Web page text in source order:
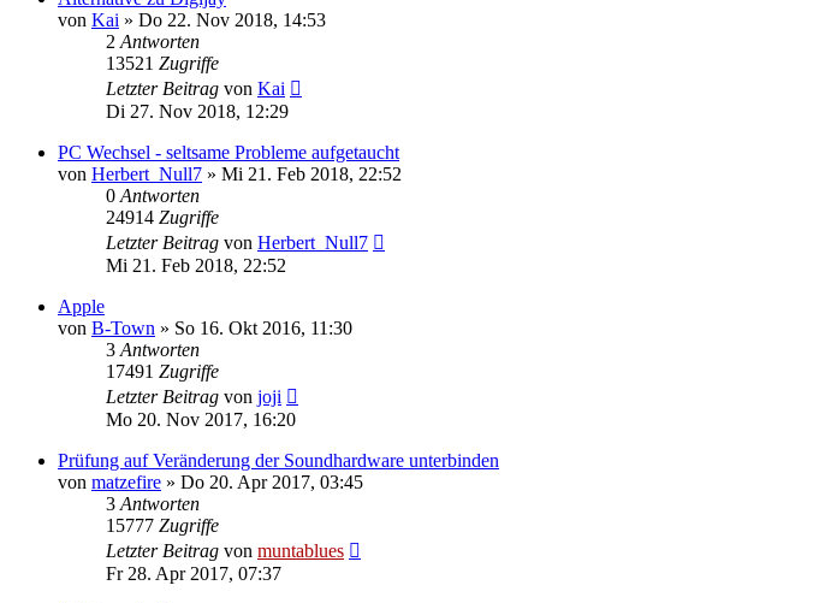
von Kai » Do 22. Nov 2018, 14:53
2 Antworten
13521 Zugriffe
Letzter Beitrag von Kai
Di 27. Nov 2018, 12:29
PC Wechsel - seltsame Probleme aufgetaucht
von Herbert_Null7 » Mi 21. Feb 2018, 22:52
0 Antworten
24914 Zugriffe
Letzter Beitrag von Herbert_Null7
Mi 21. Feb 2018, 22:52
Apple
von B-Town » So 16. Okt 2016, 11:30
3 Antworten
17491 Zugriffe
Letzter Beitrag von joji
Mo 20. Nov 2017, 16:20
Prüfung auf Veränderung der Soundhardware unterbinden
von matzefire » Do 20. Apr 2017, 03:45
3 Antworten
15777 Zugriffe
Letzter Beitrag von muntablues
Fr 28. Apr 2017, 07:37